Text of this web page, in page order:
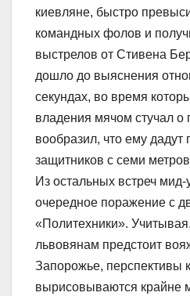
киевляне, быстро
командных фолов и
выстрелов от Стивена
дошло до выяснения
секундах, во время
владения мячом стучал о
вообразил, что ему дадут
защитников с семи
Из остальных встреч мид-
очередное поражение с
«Политехники».
львовянам предстоит
Запорожье, перспективы
вырисовываются крайне